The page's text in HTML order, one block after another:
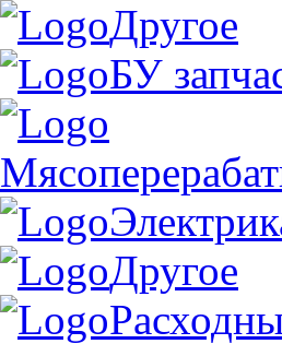
Другое
БУ
Другое